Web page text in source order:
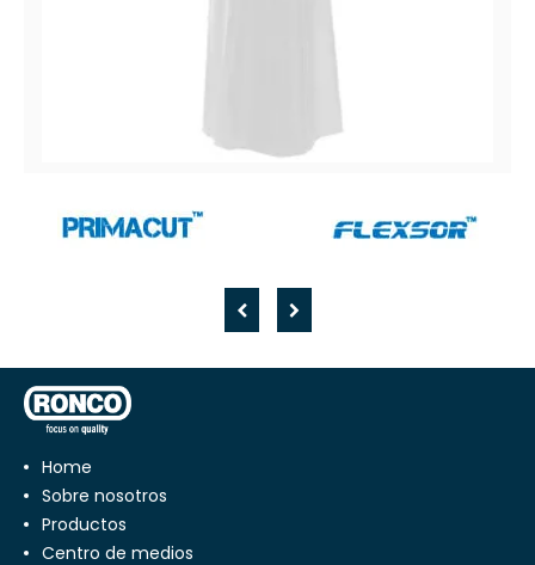
Delantal de polietileno (PE), 0,75 mil
Home
Sobre nosotros
Productos
Centro de medios